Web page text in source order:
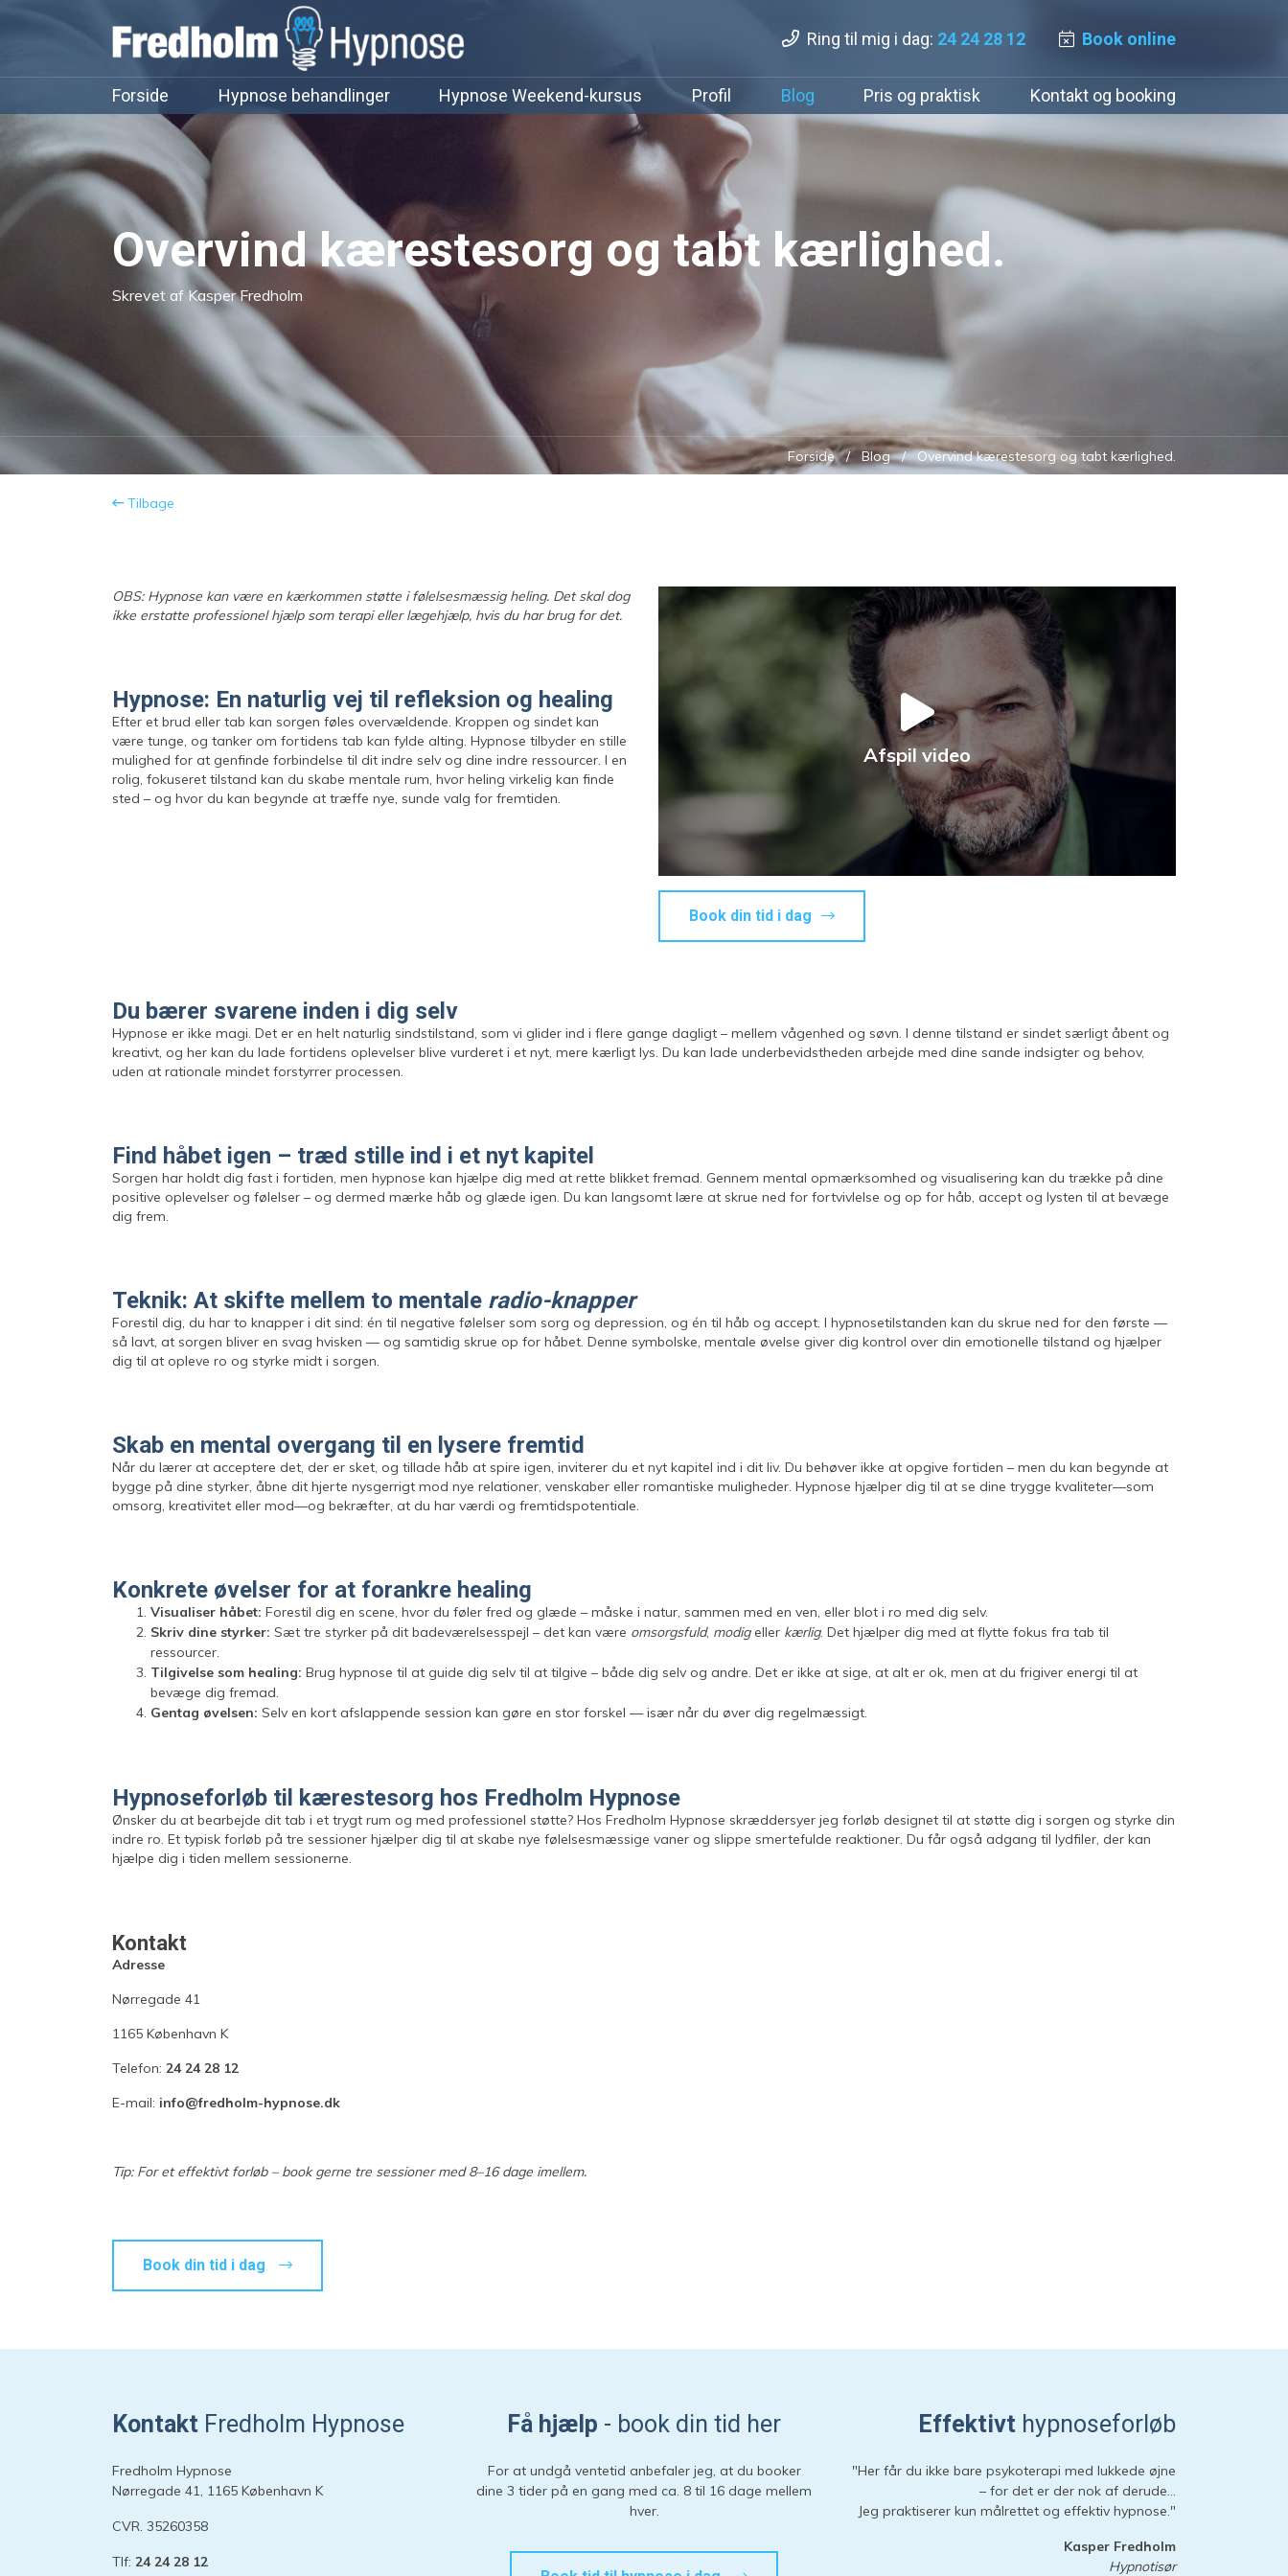
Ring til mig i dag: 24 24 28 12 Book online
Forside Hypnose behandlinger Hypnose Weekend-kursus Profil Blog Pris og praktisk Kontakt og booking
Overvind kærestesorg og tabt kærlighed.
Skrevet af Kasper Fredholm
Forside Blog Overvind kærestesorg og tabt kærlighed.
Tilbage
OBS: Hypnose kan være en kærkommen støtte i følelsesmæssig heling. Det skal dog
ikke erstatte professionel hjælp som terapi eller lægehjælp, hvis du har brug for det.
Hypnose: En naturlig vej til refleksion og healing
Efter et brud eller tab kan sorgen føles overvældende. Kroppen og sindet kan
være tunge, og tanker om fortidens tab kan fylde alting. Hypnose tilbyder en stille
mulighed for at genfinde forbindelse til dit indre selv og dine indre ressourcer. I en
rolig, fokuseret tilstand kan du skabe mentale rum, hvor heling virkelig kan finde
sted – og hvor du kan begynde at træffe nye, sunde valg for fremtiden.
Afspil video
Book din tid i dag
Du bærer svarene inden i dig selv
Hypnose er ikke magi. Det er en helt naturlig sindstilstand, som vi glider ind i flere gange dagligt – mellem vågenhed og søvn. I denne tilstand er sindet særligt åbent og
kreativt, og her kan du lade fortidens oplevelser blive vurderet i et nyt, mere kærligt lys. Du kan lade underbevidstheden arbejde med dine sande indsigter og behov,
uden at rationale mindet forstyrrer processen.
Find håbet igen – træd stille ind i et nyt kapitel
Sorgen har holdt dig fast i fortiden, men hypnose kan hjælpe dig med at rette blikket fremad. Gennem mental opmærksomhed og visualisering kan du trække på dine
positive oplevelser og følelser – og dermed mærke håb og glæde igen. Du kan langsomt lære at skrue ned for fortvivlelse og op for håb, accept og lysten til at bevæge
dig frem.
Teknik: At skifte mellem to mentale radio-knapper
Forestil dig, du har to knapper i dit sind: én til negative følelser som sorg og depression, og én til håb og accept. I hypnosetilstanden kan du skrue ned for den første —
så lavt, at sorgen bliver en svag hvisken — og samtidig skrue op for håbet. Denne symbolske, mentale øvelse giver dig kontrol over din emotionelle tilstand og hjælper
dig til at opleve ro og styrke midt i sorgen.
Skab en mental overgang til en lysere fremtid
Når du lærer at acceptere det, der er sket, og tillade håb at spire igen, inviterer du et nyt kapitel ind i dit liv. Du behøver ikke at opgive fortiden – men du kan begynde at
bygge på dine styrker, åbne dit hjerte nysgerrigt mod nye relationer, venskaber eller romantiske muligheder. Hypnose hjælper dig til at se dine trygge kvaliteter—som
omsorg, kreativitet eller mod—og bekræfter, at du har værdi og fremtidspotentiale.
Konkrete øvelser for at forankre healing
Visualiser håbet: Forestil dig en scene, hvor du føler fred og glæde – måske i natur, sammen med en ven, eller blot i ro med dig selv.
Skriv dine styrker: Sæt tre styrker på dit badeværelsesspejl – det kan være omsorgsfuld, modigeller kærlig. Det hjælper dig med at flytte fokus fra tab til
ressourcer.
Tilgivelse som healing: Brug hypnose til at guide dig selv til at tilgive – både dig selv og andre. Det er ikke at sige, at alt er ok, men at du frigiver energi til at
bevæge dig fremad.
Gentag øvelsen: Selv en kort afslappende session kan gøre en stor forskel — især når du øver dig regelmæssigt.
Hypnoseforløb til kærestesorg hos Fredholm Hypnose
Ønsker du at bearbejde dit tab i et trygt rum og med professionel støtte? Hos Fredholm Hypnose skræddersyer jeg forløb designet til at støtte dig i sorgen og styrke din
indre ro. Et typisk forløb på tre sessioner hjælper dig til at skabe nye følelsesmæssige vaner og slippe smertefulde reaktioner. Du får også adgang til lydfiler, der kan
hjælpe dig i tiden mellem sessionerne.
Kontakt
Adresse
Nørregade 41
1165 København K
Telefon: 24 24 28 12
E-mail: info@fredholm-hypnose.dk
Tip: For et effektivt forløb – book gerne tre sessioner med 8–16 dage imellem.
Book din tid i dag
Kontakt Fredholm Hypnose
Fredholm Hypnose
Nørregade 41, 1165 København K
CVR. 35260358
Tlf: 24 24 28 12
Få hjælp - book din tid her
For at undgå ventetid anbefaler jeg, at du booker
dine 3 tider på en gang med ca. 8 til 16 dage mellem
hver.
Effektivt hypnoseforløb
"Her får du ikke bare psykoterapi med lukkede øjne
– for det er der nok af derude…
Jeg praktiserer kun målrettet og effektiv hypnose."
Kasper Fredholm
Hypnotisør
Sessioner
Forberedelse